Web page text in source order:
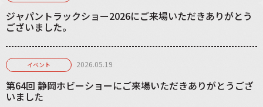
ジャパントラックショー2026にご来場いただきありがとう
ございました。
イベント 2026.05.19
第64回 静岡ホビーショーにご来場いただきありがとうござ
いました